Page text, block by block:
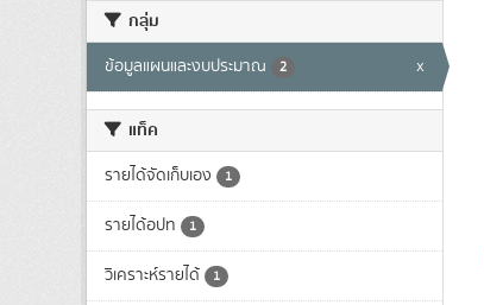
กลุ่ม
ข้อมูลแผนและงบประมาณ 2 x
แท็ค
รายได้จัดเก็บเอง 1
รายได้อปท 1
วิเคราะห์รายได้ 1